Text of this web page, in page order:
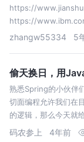
https://
https://
zhangw55334 5
偷天换日，用
熟悉Spring的小伙伴
切面编程允许我们在
的逻辑，那么今天就
Java Agent技术。
码农参上 4年前